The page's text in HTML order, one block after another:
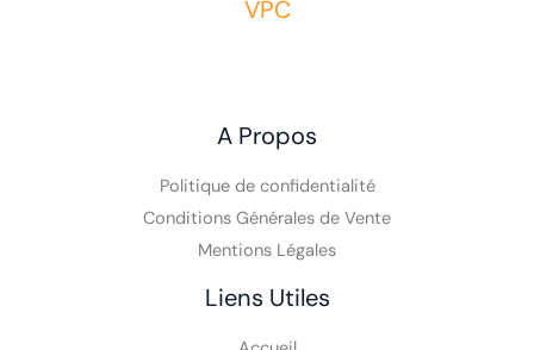
A Propos
Politique de confidentialité
Conditions Générales de Vente